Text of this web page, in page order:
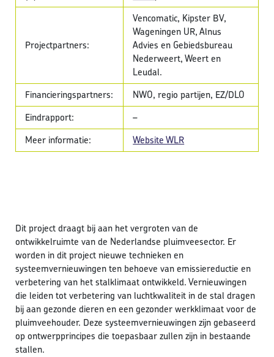
Projectpartners:
Vencomatic, Kipster BV,
Wageningen UR, Alnus
Advies en Gebiedsbureau
Nederweert, Weert en
Leudal.
Financieringspartners:
NWO, regio partijen, EZ/DLO
Eindrapport:
–
Meer informatie:
Website WLR
Dit project draagt bij aan het vergroten van de
ontwikkelruimte van de Nederlandse pluimveesector. Er
worden in dit project nieuwe technieken en
systeemvernieuwingen ten behoeve van emissiereductie en
verbetering van het stalklimaat ontwikkeld. Vernieuwingen
die leiden tot verbetering van luchtkwaliteit in de stal dragen
bij aan gezonde dieren en een gezonder werkklimaat voor de
pluimveehouder. Deze systeemvernieuwingen zijn gebaseerd
op ontwerpprincipes die toepasbaar zullen zijn in bestaande
stallen.